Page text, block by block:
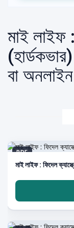
মাই লাইফ
বা
PDF
মাই লাইফ : ফিদেল